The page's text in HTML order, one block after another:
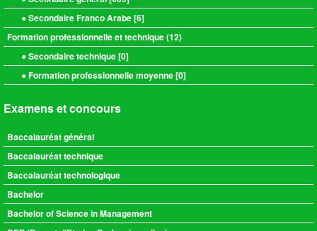
● Secondaire Franco Arabe [6]
Formation professionnelle et technique (12)
● Secondaire technique [0]
● Formation professionnelle moyenne [0]
Examens et concours
Baccalauréat général
Baccalauréat technique
Baccalauréat technologique
Bachelor
Bachelor of Science in Management